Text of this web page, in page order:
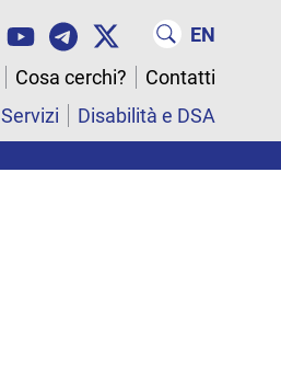
EN
Cosa cerchi?
Contatti
Servizi Disabilità e DSA